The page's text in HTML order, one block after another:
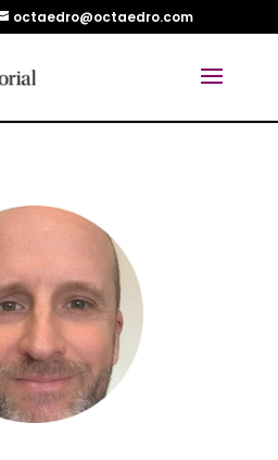
octaedro@octaedro.com